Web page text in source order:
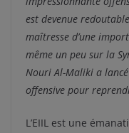
est devenue
maîtresse d’une
même un peu sur la
Nouri Al-Maliki a
offensive pour
L’EIIL est une